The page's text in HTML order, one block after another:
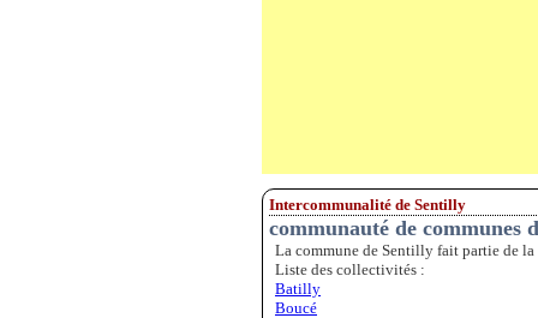
Intercommunalité de Sentilly
communauté de communes
La commune de Sentilly fait partie de
Liste des collectivités :
Batilly
Boucé